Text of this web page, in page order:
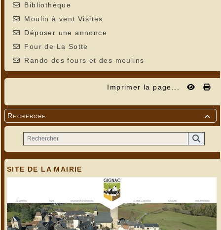
Bibliothèque
Moulin à vent Visites
Déposer une annonce
Four de La Sotte
Rando des fours et des moulins
Imprimer la page...

Recherche
SITE DE LA MAIRIE